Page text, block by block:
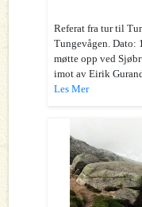
Referat fra tur til
Tungevågen. Dato:
møtte opp ved
imot av Eirik
Les Mer